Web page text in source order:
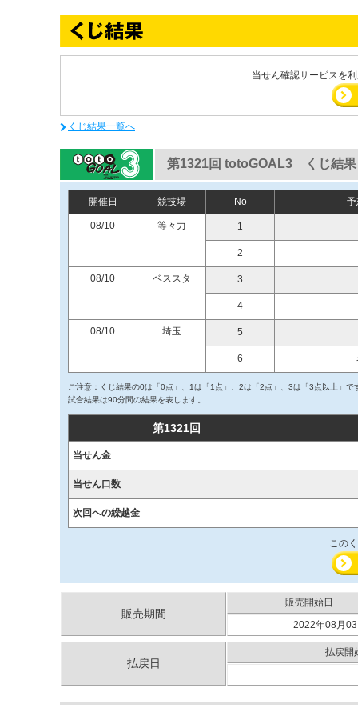
当せん確認サービスを
くじ結果一覧へ
第1321回 totoGOAL3 くじ結果
開催日 競技場 No
08/10 等々力 1
2
08/10 ベススタ 3
4
08/10 埼玉 5
6
ご注意：くじ結果の0は「0点」、1は「1点」、2は「2点」、3は「3点以上」で
試合結果は90分間の結果を表します。
第1321回
当せん金
当せん口数
次回への繰越金
この
販売期間
販売開始日
2022年08月
払戻日
払戻開